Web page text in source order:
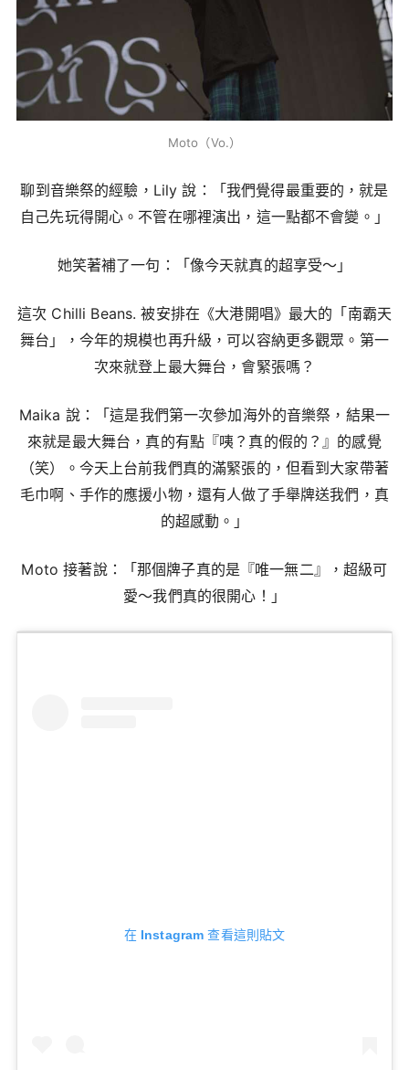
Moto（Vo.）
聊到音樂祭的經驗，Lily 說：「我們覺得最重要的，就是
自己先玩得開心。不管在哪裡演出，這一點都不會變。」
她笑著補了一句：「像今天就真的超享受～」
這次 Chilli Beans. 被安排在《大港開唱》最大的「南霸天
舞台」，今年的規模也再升級，可以容納更多觀眾。第一
次來就登上最大舞台，會緊張嗎？
Maika 說：「這是我們第一次參加海外的音樂祭，結果一
來就是最大舞台，真的有點『咦？真的假的？』的感覺
（笑）。今天上台前我們真的滿緊張的，但看到大家帶著
毛巾啊、手作的應援小物，還有人做了手舉牌送我們，真
的超感動。」
Moto 接著說：「那個牌子真的是『唯一無二』，超級可
愛～我們真的很開心！」
在 Instagram 查看這則貼文